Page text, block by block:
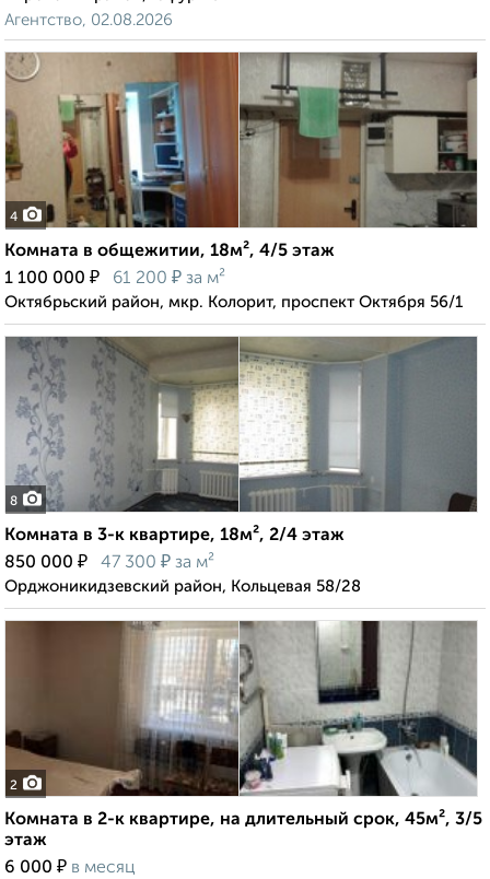
Агентство, 02.08.2026
4
Комната в общежитии, 18м², 4/5 этаж
1 100 000 ₽ 61 200 ₽ за м²
Октябрьский район, мкр. Колорит, проспект Октября 56/1
8
Комната в 3-к квартире, 18м², 2/4 этаж
850 000 ₽ 47 300 ₽ за м²
Орджоникидзевский район, Кольцевая 58/28
2
Комната в 2-к квартире, на длительный срок, 45м², 3/5
этаж
6 000 ₽ в месяц